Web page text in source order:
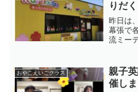
りだ
昨日は
幕張で
流ミー
催され
ビトレ
おやこえいごクラス
親子
催し